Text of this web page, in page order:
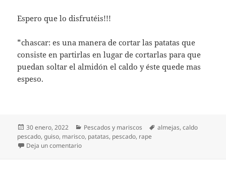
Espero que lo disfrutéis!!!
*chascar: es una manera de cortar las patatas que
consiste en partirlas en lugar de cortarlas para que
puedan soltar el almidón el caldo y éste quede mas
espeso.
Publicado
el
30 enero, 2022 Categorías
Pescados y mariscos Etiquetas
almejas,caldo
pescado,guiso, marisco, patatas, pescado, rape
Deja un comentarioen Guiso de patatas con rape y almejas